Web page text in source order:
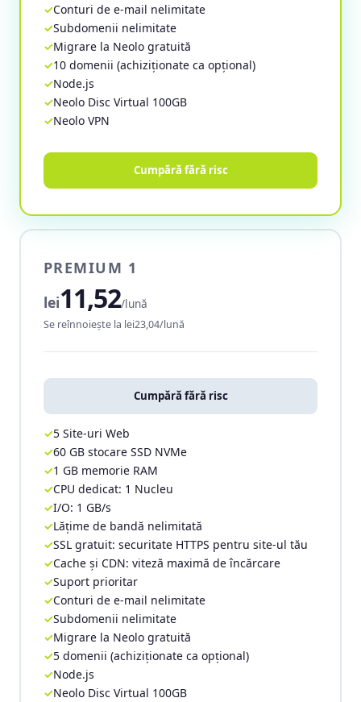
PREMIUM 1
lei11,52/lună
Se reînnoiește la lei23,04/lună
Cumpără fără risc
5 Site-uri Web
60 GB stocare SSD NVMe
1 GB memorie RAM
CPU dedicat: 1 Nucleu
I/O: 1 GB/s
Lățime de bandă nelimitată
SSL gratuit: securitate HTTPS pentru site-ul tău
Cache și CDN: viteză maximă de încărcare
Suport prioritar
Conturi de e-mail nelimitate
Subdomenii nelimitate
Migrare la Neolo gratuită
5 domenii (achiziționate ca opțional)
Node.js
Neolo Disc Virtual 100GB
Conturi de e-mail nelimitate
Subdomenii nelimitate
Migrare la Neolo gratuită
10 domenii (achiziționate ca opțional)
Node.js
Neolo Disc Virtual 100GB
Neolo VPN
Cumpără fără risc